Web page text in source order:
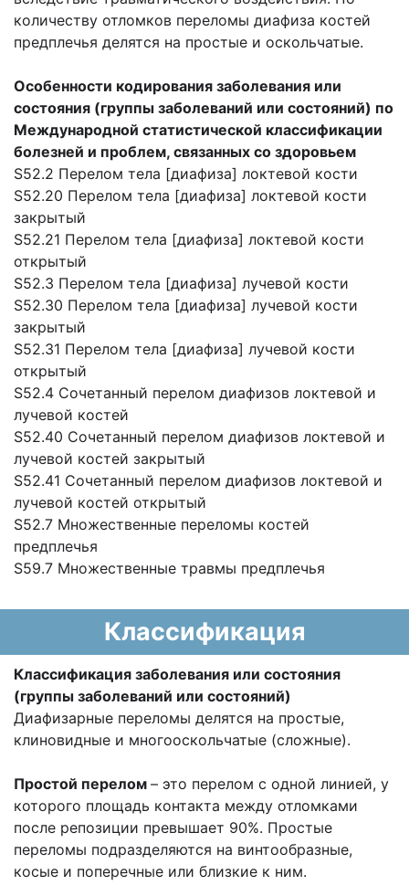
количеству отломков переломы диафиза костей
предплечья делятся на простые и оскольчатые.
Особенности кодирования заболевания или
состояния (группы заболеваний или состояний) по
Международной статистической классификации
болезней и проблем, связанных со здоровьем
S52.2 Перелом тела [диафиза] локтевой кости
S52.20 Перелом тела [диафиза] локтевой кости
закрытый
S52.21 Перелом тела [диафиза] локтевой кости
открытый
S52.3 Перелом тела [диафиза] лучевой кости
S52.30 Перелом тела [диафиза] лучевой кости
закрытый
S52.31 Перелом тела [диафиза] лучевой кости
открытый
S52.4 Сочетанный перелом диафизов локтевой и
лучевой костей
S52.40 Сочетанный перелом диафизов локтевой и
лучевой костей закрытый
S52.41 Сочетанный перелом диафизов локтевой и
лучевой костей открытый
S52.7 Множественные переломы костей
предплечья
S59.7 Множественные травмы предплечья
Классификация
Классификация заболевания или состояния
(группы заболеваний или состояний)
Диафизарные переломы делятся на простые,
клиновидные и многооскольчатые (сложные).
Простой перелом – это перелом с одной линией, у
которого площадь контакта между отломками
после репозиции превышает 90%. Простые
переломы подразделяются на винтообразные,
косые и поперечные или близкие к ним.